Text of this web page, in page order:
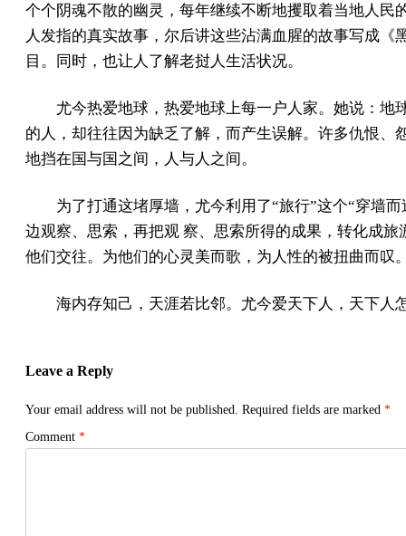
个个阴魂不散的幽灵，每年继续不断地攫取着当地人
人发指的真实故事，尔后讲这些沾满血腥的故事写成
目。同时，也让人了解老挝人生活状况。
尤今热爱地球，热爱地球上每一户人家。她说：
的人，却往往因为缺乏了解，而产生误解。许多仇恨
地挡在国与国之间，人与人之间。
为了打通这堵厚墙，尤今利用了“旅行”这个“穿墙
边观察、思索，再把观 察、思索所得的成果，转化成
他们交往。为他们的心灵美而歌，为人性的被扭曲而叹
海内存知己，天涯若比邻。尤今爱天下人，天下人
Leave a Reply
Your email address will not be published. Required fields are marked *
Comment *